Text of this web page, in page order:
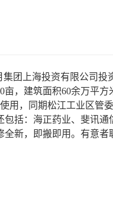
团上海投资有限公司投
，建筑面积60余万平方
用，同期松江工业区管
括：海正药业、斐讯
新，即搬即用。有意者